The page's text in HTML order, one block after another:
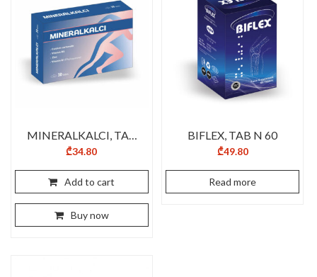
MINERALKALCI, TAB
N30
₾34.80
Add to cart
Buy now
BIFLEX, TAB N 60
₾49.80
Read more